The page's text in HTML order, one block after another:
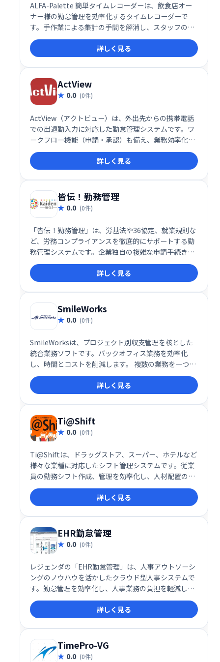
ALFA-Palette 簡単タイムレコーダーは、飲食店オー
ナー様の勤怠管理を効率化するタイムレコーダーで
す。手作業による集計の手間を解消し、スタッフの出
退勤管理と集計を簡単・確実に実行できます。忙しい
オーナー様を煩雑な業務から解放し、スムーズな店舗
運営をサポートします。
詳しく見る
ActView
0.0 (0件)
ActView（アクトビュー）は、外出先からの携帯電話
での出退勤入力に対応した勤怠管理システムです。ワ
ークフロー機能（申請・承認）も備え、業務効率化を
支援します。場所を選ばず、スムーズな勤怠管理と各
種申請を実現します。詳しく見る
皆伝！勤務管理
0.0 (0件)
「皆伝！勤務管理」は、労基法や36協定、就業規則な
ど、労務コンプライアンスを徹底的にサポートする勤
務管理システムです。企業独自の複雑な申請手続きに
も柔軟に対応し、コンプライアンス強化と業務効率化
を実現します。安心して使える、頼れる勤務管理シス
テムです。
詳しく見る
SmileWorks
0.0 (0件)
SmileWorksは、プロジェクト別収支管理を核とした
統合業務ソフトです。バックオフィス業務を効率化
し、時間とコストを削減します。 複数の業務を一つに
まとめることで、作業の重複をなくし、全体的な生産
性を向上させます。 プロジェクトの収支状況をリアル
タイムで把握し、迅速な意思決定をサポートします。
詳しく見る
Ti@Shift
0.0 (0件)
Ti@Shiftは、ドラッグストア、スーパー、ホテルなど
様々な業種に対応したシフト管理システムです。従業
員の勤務シフト作成、管理を効率化し、人材配置の最
適化を支援します。多様な業種に対応した柔軟な機能
と使いやすさで、スムーズなシフト管理を実現しま
す。
詳しく見る
EHR勤怠管理
0.0 (0件)
レジェンダの「EHR勤怠管理」は、人事アウトソーシ
ングのノウハウを活かしたクラウド型人事システムで
す。勤怠管理を効率化し、人事業務の負担を軽減しま
す。
詳しく見る
TimePro-VG
0.0 (0件)